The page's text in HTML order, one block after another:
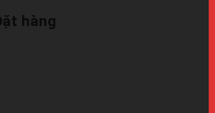
hàng